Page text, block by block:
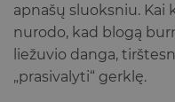
apnašų sluoksniu.
nurodo, kad blogą
liežuvio danga,
„prasivalyti“ gerklę.